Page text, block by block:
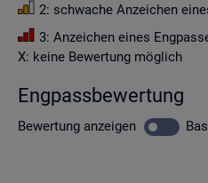
2: schwa­che An­zei­chen
3: An­zei­chen eines
X: keine Be­wer­tung mög­lich
Eng­pass­be­wer­tung
Be­wer­tung an­zei­gen